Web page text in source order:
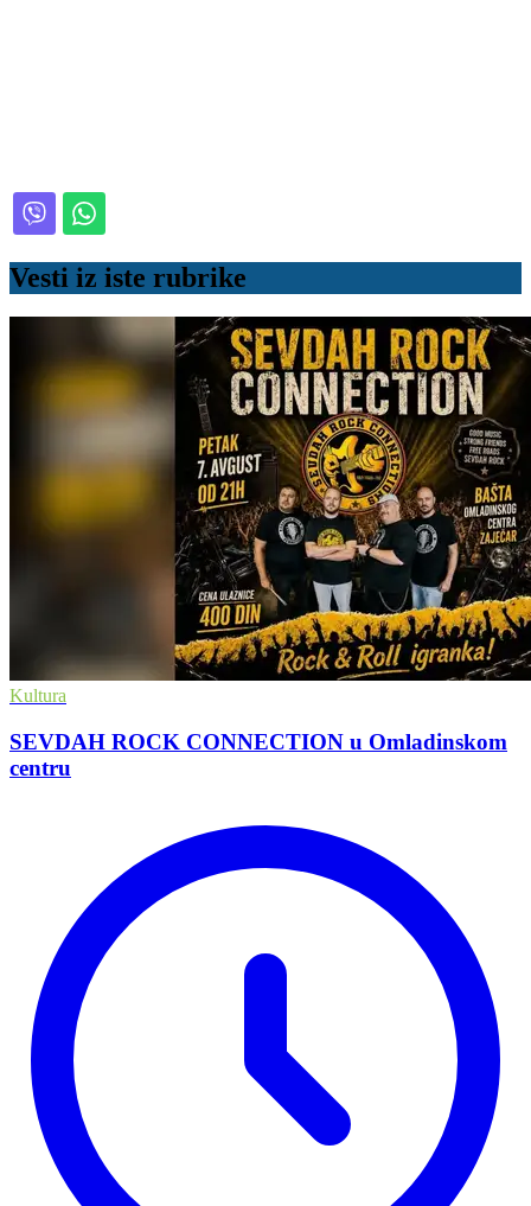
Vesti iz iste rubrike
Kultura
SEVDAH ROCK CONNECTION u Omladinskom
centru